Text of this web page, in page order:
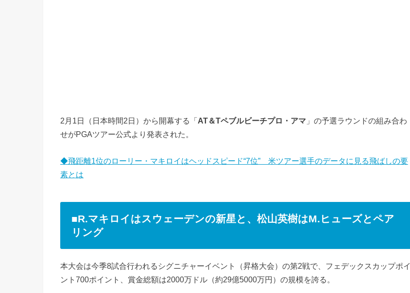
2月1日（日本時間2日）から開幕する「 AT＆Tペブルビーチプロ・アマ 」の予選ラウンドの組み合わ
せがPGAツアー公式より発表された。
◆飛距離1位のローリー・マキロイはヘッドスピード“7位” 米ツアー選手のデータに見る飛ばしの要
素とは
■R.マキロイはスウェーデンの新星と、松山英樹はM.ヒューズとペア
リング
本大会は今季8試合行われるシグニチャーイベント（昇格大会）の第2戦で、フェデックスカップポイ
ント700ポイント、賞金総額は2000万ドル（約29億5000万円）の規模を誇る。